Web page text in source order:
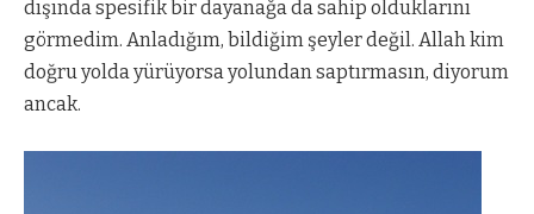
dışında spesifik bir dayanağa da sahip olduklarını
görmedim. Anladığım, bildiğim şeyler değil. Allah kim
doğru yolda yürüyorsa yolundan saptırmasın, diyorum
ancak.